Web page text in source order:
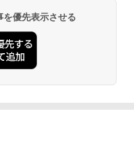
優先表示させる